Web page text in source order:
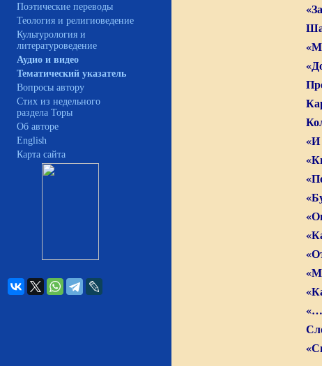
Поэтические переводы
Теология и религиоведение
Культурология и
литературоведение
Аудио и видео
Тематический указатель
Вопросы автору
Стих из недельного
раздела Торы
Об авторе
English
Карта сайта
«И